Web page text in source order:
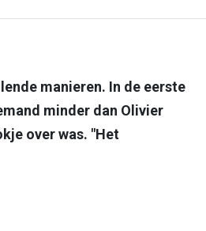
manieren. In de eerste
minder dan Olivier
over was. "Het